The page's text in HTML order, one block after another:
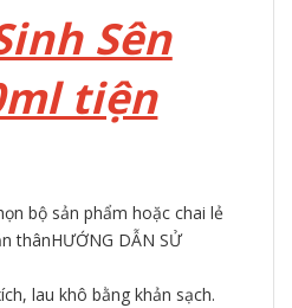
Sên
tiện
bộ sản phẩm hoặc chai lẻ
thânHƯỚNG DẪN SỬ
lau khô bằng khản sạch.